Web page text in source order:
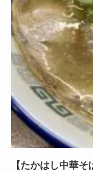
【たかはし中華